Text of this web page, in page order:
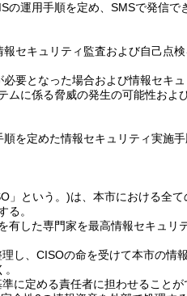
の運用手順を定め、SMSで発信
セキュリティ監査および自己点検
要となった場合および情報セキ
に係る脅威の発生の可能性およ
を定めた情報セキュリティ実施手
」という。)は、本市における全
る。
した専門家を最高情報セキュリ
し、CISOの命を受けて本市の情
に定める責任者に担わせることが